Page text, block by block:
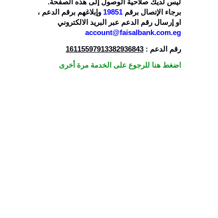
برجاء الإتصال برقم 19851 وإبلاغهم برقم الدعم ،
او إرسال رقم الدعم عبر البريد الالكتروني
account@faisalbank.com.eg
رقم الدعم : 16115597913382936843
اضغط هنا للرجوع على الخدمة مرة أخرى